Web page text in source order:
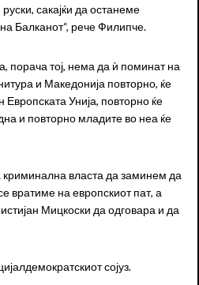
сакајќи да останеме
Балканот“, рече Филипче.
порача тој, нема да ѝ поминат на
и Македонија повторно, ќе
Унија, повторно ќе
и повторно младите во неа ќе
криминална власта да заминем да
вратиме на европскиот пат, а
Мицкоски да одговара и да
сојуз.